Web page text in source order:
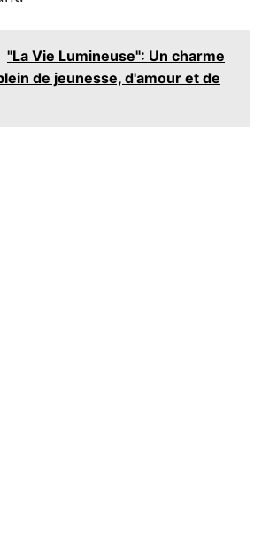
"La Vie Lumineuse": Un charme
de jeunesse, d'amour et de